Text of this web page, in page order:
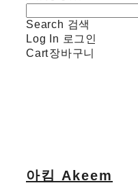
Search 검색
Log In 로그인
Cart장바구니
아킴 Akeem